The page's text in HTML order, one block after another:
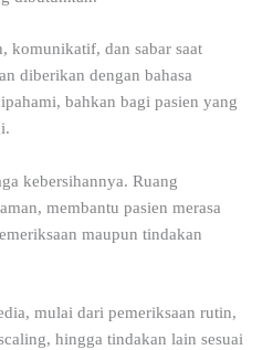
komunikatif, dan sabar saat
diberikan dengan bahasa
bahkan bagi pasien yang
kebersihannya. Ruang
membantu pasien merasa
maupun tindakan
mulai dari pemeriksaan rutin,
hingga tindakan lain sesuai